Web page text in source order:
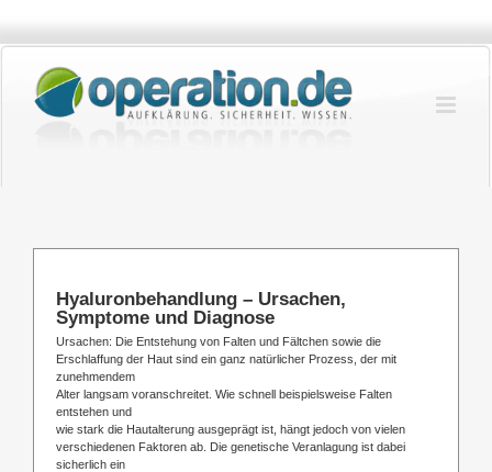
springen
Hyaluronbehandlung – Ursachen,
Symptome und Diagnose
Ursachen: Die Entstehung von Falten und Fältchen sowie die
Erschlaffung der Haut sind ein ganz natürlicher Prozess, der mit
zunehmendem
Alter langsam voranschreitet. Wie schnell beispielsweise Falten
entstehen und
wie stark die Hautalterung ausgeprägt ist, hängt jedoch von vielen
verschiedenen Faktoren ab. Die genetische Veranlagung ist dabei
sicherlich ein